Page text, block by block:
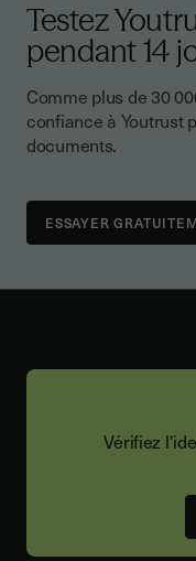
Testez
pendant 14
Comme plus de 30
confiance à Youtrust
documents.
Vérifiez